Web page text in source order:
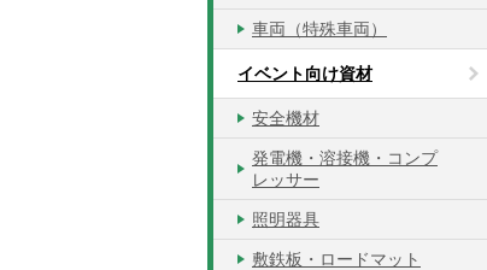
車両（特殊車両）
イベント向け資材
安全機材
発電機・溶接機・コンプ
レッサー
照明器具
敷鉄板・ロードマット